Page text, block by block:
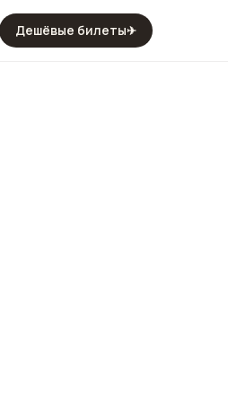
Дешёвые билеты✈